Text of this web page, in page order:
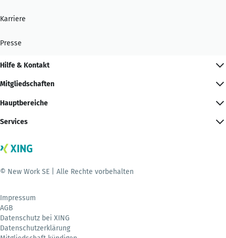
Karriere
Presse
Hilfe & Kontakt
Mitgliedschaften
Hauptbereiche
Services
© New Work SE | Alle Rechte vorbehalten
Impressum
AGB
Datenschutz bei XING
Datenschutzerklärung